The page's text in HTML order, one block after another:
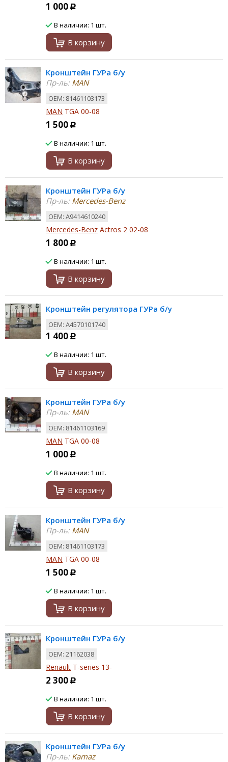
1 000 Р
В наличии: 1 шт.
В корзину
Кронштейн ГУРа б/у
Пр-ль:MAN
ОЕМ: 81461103173
MAN TGA 00-08
1 500 Р
В наличии: 1 шт.
В корзину
Кронштейн ГУРа б/у
Пр-ль:Mercedes-Benz
ОЕМ: A9414610240
Mercedes-Benz Actros 2 02-08
1 800 Р
В наличии: 1 шт.
В корзину
Кронштейн регулятора ГУРа б/у
ОЕМ: A4570101740
1 400 Р
В наличии: 1 шт.
В корзину
Кронштейн ГУРа б/у
Пр-ль:MAN
ОЕМ: 81461103169
MAN TGA 00-08
1 000 Р
В наличии: 1 шт.
В корзину
Кронштейн ГУРа б/у
Пр-ль:MAN
ОЕМ: 81461103173
MAN TGA 00-08
1 500 Р
В наличии: 1 шт.
В корзину
Кронштейн ГУРа б/у
ОЕМ: 21162038
Renault T-series 13-
2 300 Р
В наличии: 1 шт.
В корзину
Кронштейн ГУРа б/у
Пр-ль:Kamaz